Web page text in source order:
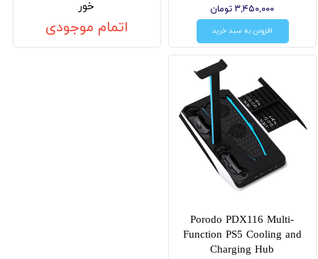
۳,۴۵۰,۰۰۰ تومان
افزودن به سبد خرید
خور
اتمام موجودی
Porodo PDX116 Multi-
Function PS5 Cooling and
Charging Hub